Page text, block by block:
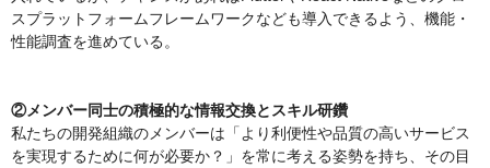
スプラットフォームフレームワークなども導入できるよう、機能・
性能調査を進めている。
②メンバー同士の積極的な情報交換とスキル研鑽
私たちの開発組織のメンバーは「より利便性や品質の高いサービス
を実現するために何が必要か？」を常に考える姿勢を持ち、その目